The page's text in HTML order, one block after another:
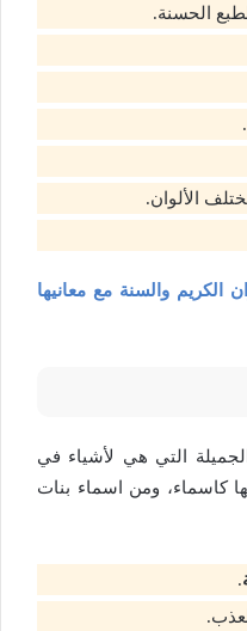
الحسنة.
الألوان.
الكريم والسنة مع معانيها
التي هي لأشياء في
كاسماء، ومن اسماء بنات
.